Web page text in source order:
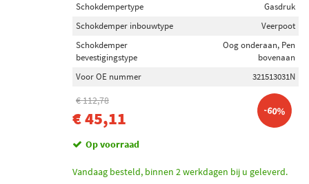
Schokdempertype
Gasdruk
Schokdemper inbouwtype
Veerpoot
Schokdemper
bevestigingstype
Oog onderaan, Pen
bovenaan
Voor OE nummer
321513031N
€ 112,78
€ 45,11 -60%
Op voorraad
Vandaag besteld, binnen 2 werkdagen bij u geleverd.